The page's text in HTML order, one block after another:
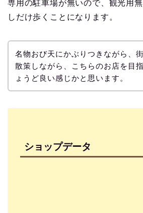
専用の駐車場が無いので、観光用
しだけ歩くことになります。
名物おび天にかぶりつきながら、
散策しながら、こちらのお店を目
ょうど良い感じかと思います。
ショップデータ